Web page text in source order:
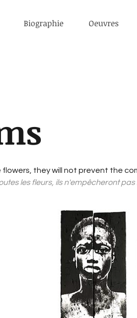
Biographie Oeuvres
they will not prevent the
les fleurs, ils n'empêcheront